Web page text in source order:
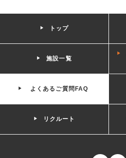
トップ
施設一覧
よくあるご質問FAQ
リクルート